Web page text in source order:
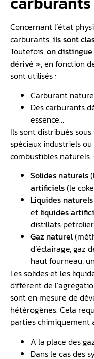
Concernant l’état
carburants,ils sont
Toutefois,on
dérivé », en fonction
sont utilisés :
Carburant
Des carburants
essence…
Ils sont distribués
spéciaux industriels
combustibles naturels.
Solides naturels
artificiels(le
Liquides naturels
et liquides
distillats
Gaz naturel
d’éclairage, gaz
haut fourneau,
Les solides et les
différent de
sont en mesure de
hétérogènes. Cela
parties chimiquement
A la place des
Dans le cas des